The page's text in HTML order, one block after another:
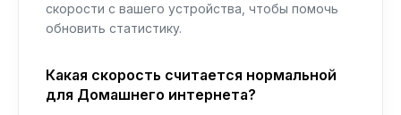
скорости с вашего устройства, чтобы помочь
обновить статистику.
Какая скорость считается нормальной
для Домашнего интернета?